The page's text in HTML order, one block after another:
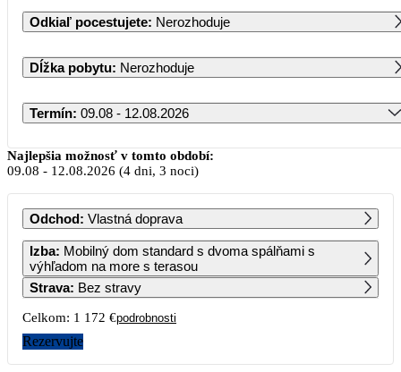
Odkiaľ pocestujete: Nerozhoduje
Dĺžka pobytu: Nerozhoduje
Termín: 09.08 - 12.08.2026
August 2026
PO UT ST ŠT PI SO NE
1 2
3
Najlepšia možnosť v tomto období:
09.08 - 12.08.2026 (4 dni, 3 noci)
Odchod: Vlastná doprava
Izba: Mobilný dom standard s dvoma spálňami s
výhľadom na more s terasou
Strava: Bez stravy
Celkom: 1 172 €podrobnosti
Rezervujte